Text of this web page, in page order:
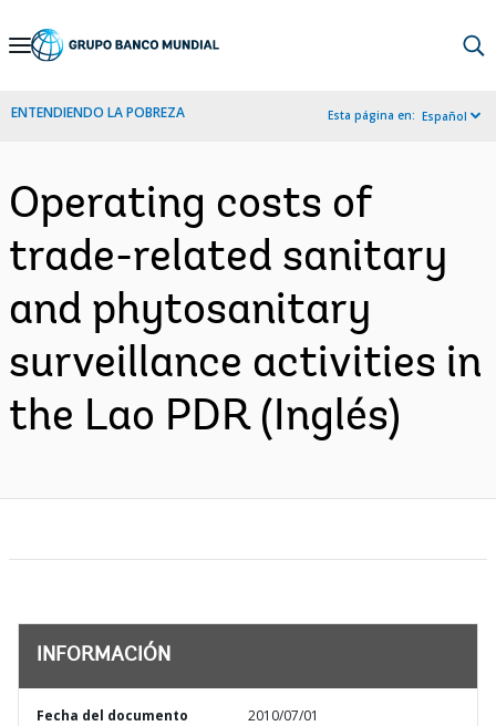
Skip
Navigation
ENTENDIENDO LA POBREZA Esta página en: Español
Operating costs of
trade-related sanitary
and phytosanitary
surveillance activities in
the Lao PDR (Inglés)
INFORMACIÓN
Fecha del documento 2010/07/01